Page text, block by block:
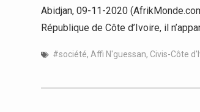
Abidjan, 09-11-2020
République de Côte d’Ivoire, il
#société, Affi N'guessan, Civis-Côte